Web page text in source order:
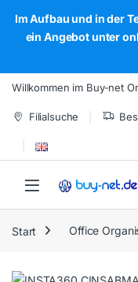
Im Aufbau und in der
ein Angebot unter
Skip to navigation
Skip to content
Willkommen im Buy-net
Filialsuche
Open
Start Office